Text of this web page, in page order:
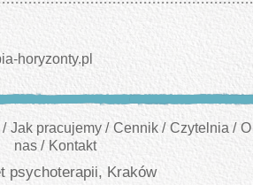
horyzonty.pl
/ Jak pracujemy / Cennik / Czytelnia / O
nas/ Kontakt
psychoterapii, Kraków